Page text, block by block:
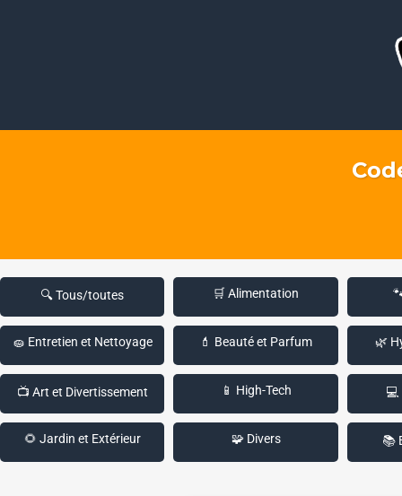
🔍 Tous/toutes 🛒 Alimentation
🧽 Entretien et Nettoyage 💄 Beauté et Parfum 🌿
📺 Art et Divertissement 📱 High-Tech 💻
🌻 Jardin et Extérieur 🧩 Divers 📚